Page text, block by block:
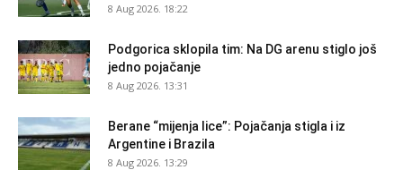
8 Aug 2026. 18:22
Podgorica sklopila tim: Na DG arenu stiglo još
jedno pojačanje
8 Aug 2026. 13:31
Berane “mijenja lice”: Pojačanja stigla i iz
Argentine i Brazila
8 Aug 2026. 13:29